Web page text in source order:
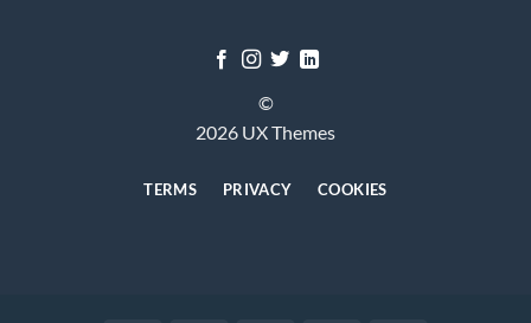
©
2026 UX Themes
TERMS PRIVACY COOKIES